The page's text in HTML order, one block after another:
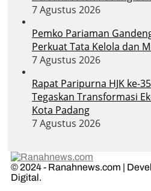
7 Agustus 2026
Pemko Pariaman
Perkuat Tata Kelola dan
7 Agustus 2026
Rapat Paripurna HJK ke-
Tegaskan Transformasi
Kota Padang
7 Agustus 2026
© 2024 - Ranahnews.com |
Digital.